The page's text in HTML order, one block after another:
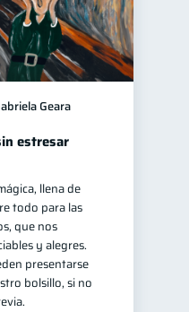
Geara
estresar
llena de
todo para las
que nos
y alegres.
presentarse
bolsillo, si no